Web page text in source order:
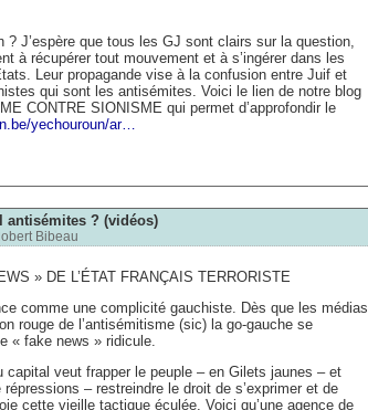
? J’espère que tous les GJ sont clairs sur la question,
à récupérer tout mouvement et à s’ingérer dans les
Leur propagande vise à la confusion entre Juif et
qui sont les antisémites. Voici le lien de notre blog
CONTRE SIONISME qui permet d’approfondir le
yechouroun/ar…
antisémites ? (vidéos)
Bibeau
» DE L’ÉTAT FRANÇAIS TERRORISTE
comme une complicité gauchiste. Dès que les médias
rouge de l’antisémitisme (sic) la go-gauche se
« fake news » ridicule.
capital veut frapper le peuple – en Gilets jaunes – et
– restreindre le droit de s’exprimer et de
cette vieille tactique éculée. Voici qu’une agence de